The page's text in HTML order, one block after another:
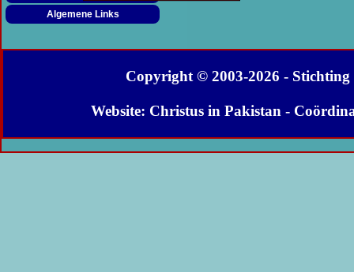
Algemene Links
Copyright © 2003-2026 -
Website: Christus in Pakistan -